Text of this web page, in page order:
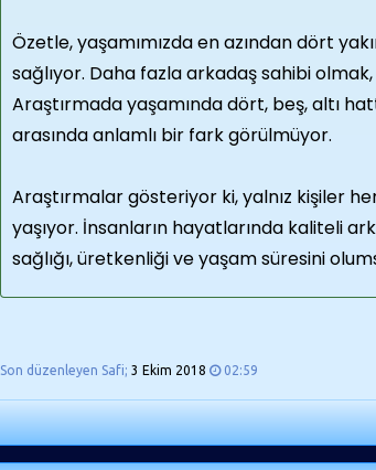
Özetle, yaşamımızda en azından dört
sağlıyor. Daha fazla arkadaş sahibi
Araştırmada yaşamında dört, beş, altı
arasında anlamlı bir fark görülmüyor.
Araştırmalar gösteriyor ki, yalnız kişiler
yaşıyor. İnsanların hayatlarında kaliteli
sağlığı, üretkenliği ve yaşam süresini
Son düzenleyen Safi; 3 Ekim 2018 02:59